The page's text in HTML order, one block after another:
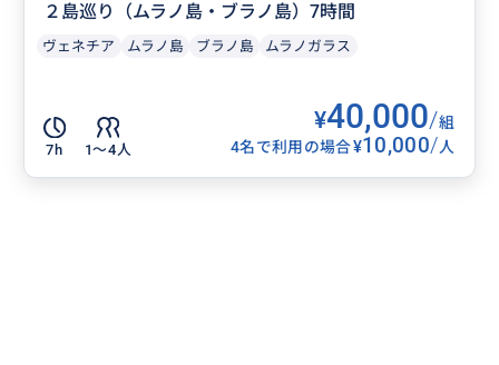
２島巡り（ムラノ島・ブラノ島）7時間
ヴェネチア ムラノ島 ブラノ島 ムラノガラス
7h 1〜4人
¥40,000/組
4名で利用の場合¥10,000/人